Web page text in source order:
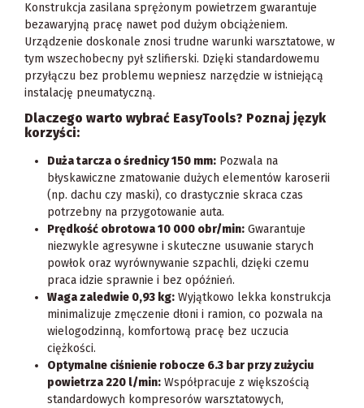
Konstrukcja zasilana sprężonym powietrzem gwarantuje
bezawaryjną pracę nawet pod dużym obciążeniem.
Urządzenie doskonale znosi trudne warunki warsztatowe, w
tym wszechobecny pył szlifierski. Dzięki standardowemu
przyłączu bez problemu wepniesz narzędzie w istniejącą
instalację pneumatyczną.
Dlaczego warto wybrać EasyTools? Poznaj język
korzyści:
Duża tarcza o średnicy 150 mm: Pozwala na
błyskawiczne zmatowanie dużych elementów karoserii
(np. dachu czy maski), co drastycznie skraca czas
potrzebny na przygotowanie auta.
Prędkość obrotowa 10 000 obr/min: Gwarantuje
niezwykle agresywne i skuteczne usuwanie starych
powłok oraz wyrównywanie szpachli, dzięki czemu
praca idzie sprawnie i bez opóźnień.
Waga zaledwie 0,93 kg: Wyjątkowo lekka konstrukcja
minimalizuje zmęczenie dłoni i ramion, co pozwala na
wielogodzinną, komfortową pracę bez uczucia
ciężkości.
Optymalne ciśnienie robocze 6.3 bar przy zużyciu
powietrza 220 l/min: Współpracuje z większością
standardowych kompresorów warsztatowych,